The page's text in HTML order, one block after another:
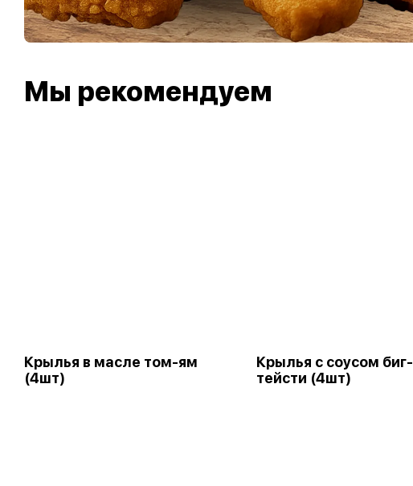
Мы рекомендуем
Крылья в масле том-ям
(4шт)
Крылья с соусом биг-
тейсти (4шт)